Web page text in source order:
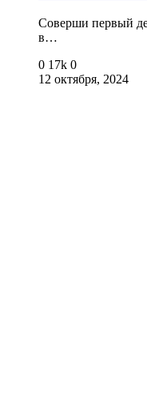
Соверши первый
в…
0 17k 0
12 октября, 2024